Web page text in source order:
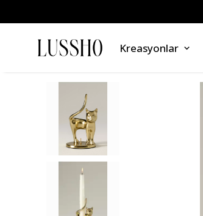
Kreasyonlar